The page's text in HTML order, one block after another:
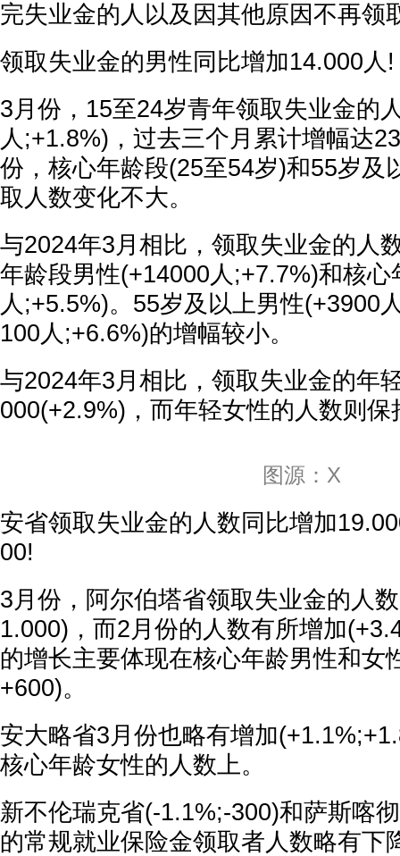
完失业金的人以及因其他原因不再领
领取失业金的男性同比增加14.000人!
3月份，15至24岁青年领取失业金的
人;+1.8%)，过去三个月累计增幅达
份，核心年龄段(25至54岁)和55岁及
取人数变化不大。
与2024年3月相比，领取失业金的人
年龄段男性(+14000人;+7.7%)和核
人;+5.5%)。55岁及以上男性(+3900
100人;+6.6%)的增幅较小。
与2024年3月相比，领取失业金的年
000(+2.9%)，而年轻女性的人数则保
图源：X
安省领取失业金的人数同比增加
00!
3月份，阿尔伯塔省领取失业金的人
1.000)，而2月份的人数有所增加
的增长主要体现在核心年龄男性和女
+600)。
安大略省3月份也略有增加
核心年龄女性的人数上。
新不伦瑞克省(-1.1%;-300)和萨斯喀
的常规就业保险金领取者人数略有下